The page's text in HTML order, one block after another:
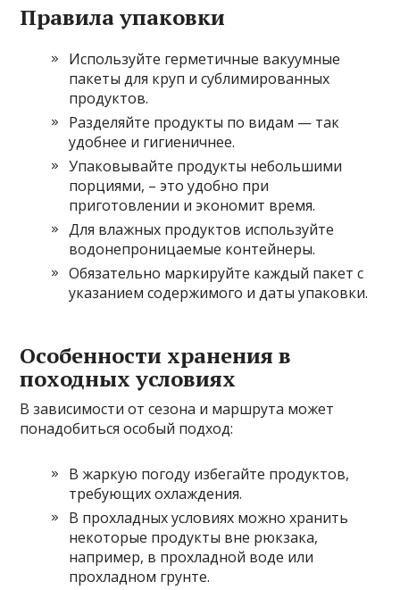
Правила упаковки
Используйте герметичные вакуумные
пакеты для круп и сублимированных
продуктов.
Разделяйте продукты по видам — так
удобнее и гигиеничнее.
Упаковывайте продукты небольшими
порциями, – это удобно при
приготовлении и экономит время.
Для влажных продуктов используйте
водонепроницаемые контейнеры.
Обязательно маркируйте каждый пакет с
указанием содержимого и даты упаковки.
Особенности хранения в
походных условиях
В зависимости от сезона и маршрута может
понадобиться особый подход:
В жаркую погоду избегайте продуктов,
требующих охлаждения.
В прохладных условиях можно хранить
некоторые продукты вне рюкзака,
например, в прохладной воде или
прохладном грунте.